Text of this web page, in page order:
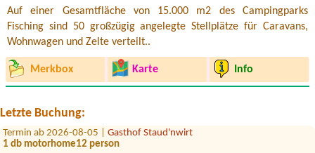
Auf einer Gesamtfläche von 15.000 m2 des Campingparks
Fisching sind 50 großzügig angelegte Stellplätze für Caravans,
Wohnwagen und Zelte verteilt..
Merkbox Karte Info
Letzte Buchung:
Termin ab 2026-07-25 |
Camping Grabner GmbH
1 Zelt 2 Erwachsene und 3 Kinder
Bungalow 4 Personen
Termin ab 2026-08-05 | Gasthof Staud'nwirt
1 db motorhome12 person